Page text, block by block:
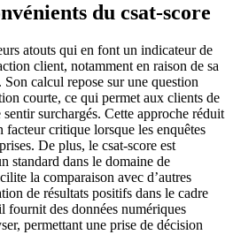
du csat-score
atouts qui en font un indicateur de
client, notamment en raison de sa
calcul repose sur une question
courte, ce qui permet aux clients de
surchargés. Cette approche réduit
critique lorsque les enquêtes
De plus, le csat-score est
standard dans le domaine de
la comparaison avec d’autres
de résultats positifs dans le cadre
fournit des données numériques
permettant une prise de décision